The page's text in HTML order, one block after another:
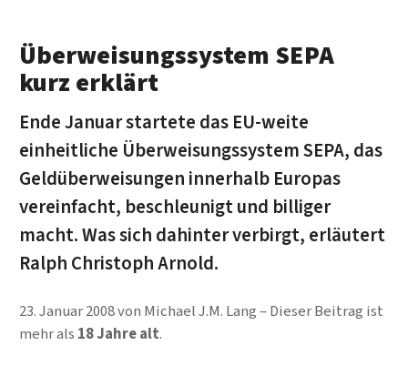
Überweisungssystem SEPA
kurz erklärt
Ende Januar startete das EU-weite
einheitliche Überweisungssystem SEPA, das
Geldüberweisungen innerhalb Europas
vereinfacht, beschleunigt und billiger
macht. Was sich dahinter verbirgt, erläutert
Ralph Christoph Arnold.
23. Januar 2008von Michael J.M. Lang
Dieser Beitrag ist
mehr als 18 Jahre alt.